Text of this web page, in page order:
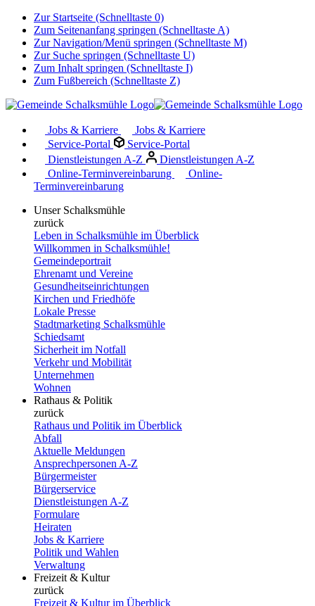
Zur Startseite (Schnelltaste 0)
Zum Seitenanfang springen (Schnelltaste A)
Zur Navigation/Menü springen (Schnelltaste M)
Zur Suche springen (Schnelltaste U)
Zum Inhalt springen (Schnelltaste I)
Zum Fußbereich (Schnelltaste Z)
Jobs & Karriere
Jobs & Karriere
Service-Portal
Service-Portal
Dienstleistungen A-Z
Dienstleistungen A-Z
Online-Terminvereinbarung
Online-
Terminvereinbarung
Unser Schalksmühle
zurück
Leben in Schalksmühle im Überblick
Willkommen in Schalksmühle!
Gemeindeportrait
Ehrenamt und Vereine
Gesundheitseinrichtungen
Kirchen und Friedhöfe
Lokale Presse
Stadtmarketing Schalksmühle
Schiedsamt
Sicherheit im Notfall
Verkehr und Mobilität
Unternehmen
Wohnen
Rathaus & Politik
zurück
Rathaus und Politik im Überblick
Abfall
Aktuelle Meldungen
Ansprechpersonen A-Z
Bürgermeister
Bürgerservice
Dienstleistungen A-Z
Formulare
Heiraten
Jobs & Karriere
Politik und Wahlen
Verwaltung
Freizeit & Kultur
zurück
Freizeit & Kultur im Überblick